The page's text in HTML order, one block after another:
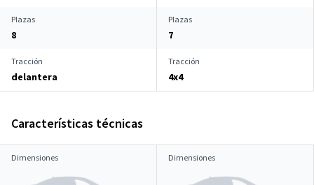
Plazas
8
Plazas
7
Tracción
delantera
Tracción
4x4
Características técnicas
Dimensiones Dimensiones